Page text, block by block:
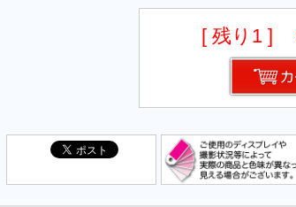
[ 残り1 ]